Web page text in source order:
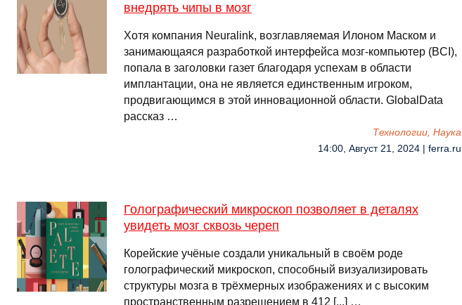
внедрять чипы в мозг
Хотя компания Neuralink, возглавляемая Илоном Маском и
занимающаяся разработкой интерфейса мозг-компьютер (BCI),
попала в заголовки газет благодаря успехам в области
имплантации, она не является единственным игроком,
продвигающимся в этой инновационной области. GlobalData
рассказ …
Технологии, Наука
14:00, Август 21, 2024 | ferra.ru
Голографический микроскоп позволяет в деталях
увидеть мозг сквозь череп
Корейские учёные создали уникальный в своём роде
голографический микроскоп, способный визуализировать
структуры мозга в трёхмерных изображениях и с высоким
пространственным разрешением в 412 [...] …